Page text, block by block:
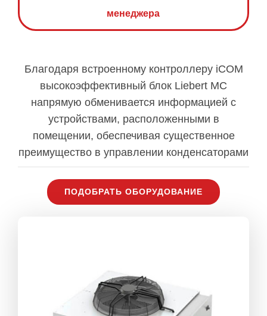
менеджера
Благодаря встроенному контроллеру iCOM
высокоэффективный блок Liebert MC
напрямую обменивается информацией с
устройствами, расположенными в
помещении, обеспечивая существенное
преимущество в управлении конденсаторами
ПОДОБРАТЬ ОБОРУДОВАНИЕ